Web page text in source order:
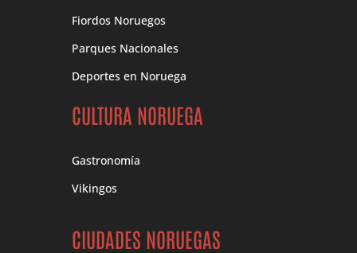
Fiordos Noruegos
Parques Nacionales
Deportes en Noruega
CULTURA NORUEGA
Gastronomía
Vikingos
CIUDADES NORUEGAS